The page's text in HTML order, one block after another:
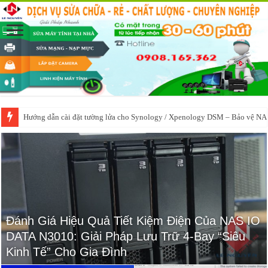
Thêm 60 License Camera vào XPENOLOGY DSM 7.2.2 Phiên bản mới nhất
Thu mua NAS Synology cũ – thu nhanh trong
ngày
Đánh Giá Hiệu Quả Tiết Kiệm Điện Của NAS IO
DATA N3010: Giải Pháp Lưu Trữ 4-Bay “Siêu
Kinh Tế” Cho Gia Đình